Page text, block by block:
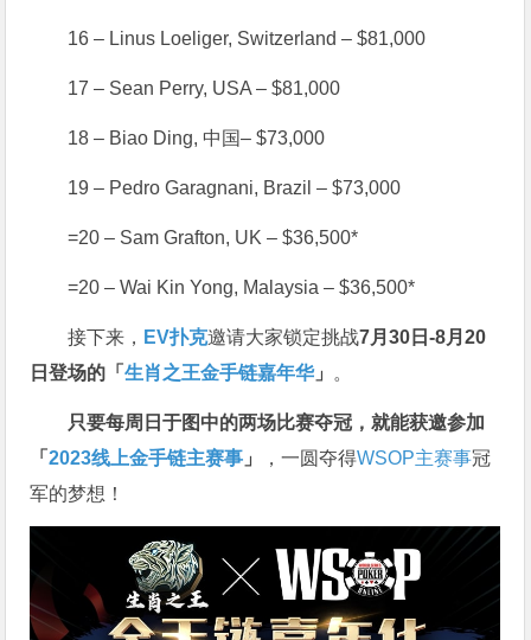
16 – Linus Loeliger, Switzerland – $81,000
17 – Sean Perry, USA – $81,000
18 – Biao Ding, 中国– $73,000
19 – Pedro Garagnani, Brazil – $73,000
=20 – Sam Grafton, UK – $36,500*
=20 – Wai Kin Yong, Malaysia – $36,500*
接下来， EV扑克邀请大家锁定挑战7月30日-8月20
日登场的「生肖之王金手链嘉年华」 。
只要每周日于图中的两场比赛夺冠，就能获邀参加
「2023线上金手链主赛事 」 ，一圆夺得WSOP主赛事冠
军的梦想！